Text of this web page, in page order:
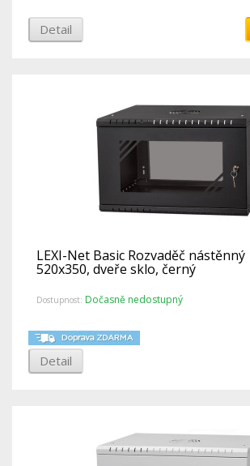
Detail
LEXI-Net Basic Rozvaděč nástěnný
520x350, dveře sklo, černý
Dostupnost: Dočasně nedostupný
Detail